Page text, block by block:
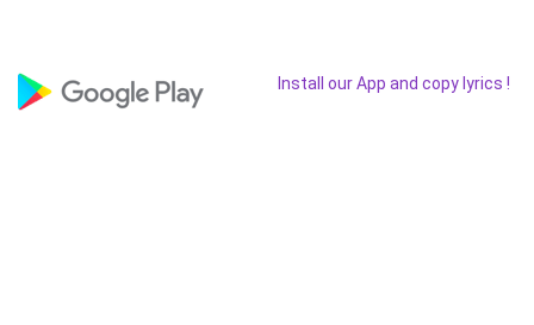
Install our App and copy lyrics !